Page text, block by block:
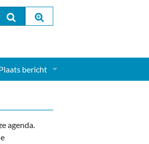
bericht
agenda.